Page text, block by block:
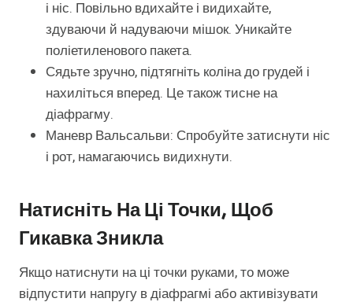
і ніс. Повільно вдихайте і видихайте,
здуваючи й надуваючи мішок. Уникайте
поліетиленового пакета.
Сядьте зручно, підтягніть коліна до грудей і
нахиліться вперед. Це також тисне на
діафрагму.
Маневр Вальсальви: Спробуйте затиснути ніс
і рот, намагаючись видихнути.
Натисніть На Ці Точки, Щоб
Гикавка Зникла
Якщо натиснути на ці точки руками, то може
відпустити напругу в діафрагмі або активізувати